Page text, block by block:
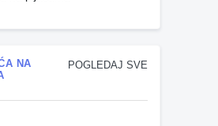
POGLEDAJ SVE
NA